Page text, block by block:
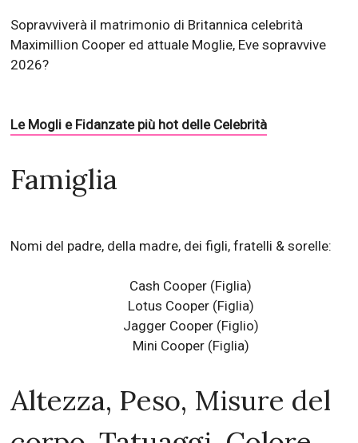
Sopravviverà il matrimonio di Britannica celebrità
Maximillion Cooper ed attuale Moglie, Eve sopravvive
2026?
Le Mogli e Fidanzate più hot delle Celebrità
Famiglia
Nomi del padre, della madre, dei figli, fratelli & sorelle:
Cash Cooper (Figlia)
Lotus Cooper (Figlia)
Jagger Cooper (Figlio)
Mini Cooper (Figlia)
Altezza, Peso, Misure del